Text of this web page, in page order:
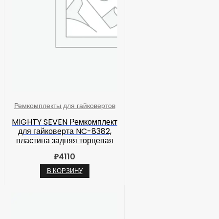
Ремкомплекты для гайковертов
MIGHTY SEVEN Ремкомплект
для гайковерта NC-8382,
пластина задняя торцевая
₽4110
В КОРЗИНУ